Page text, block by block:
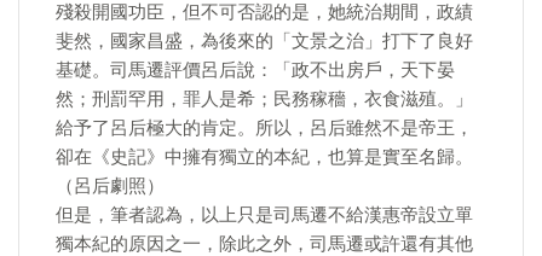
殘殺開國功臣，但不可否認的是，她統治期間，政績
斐然，國家昌盛，為後來的「文景之治」打下了良好
基礎。司馬遷評價呂后說：「政不出房戶，天下晏
然；刑罰罕用，罪人是希；民務稼穡，衣食滋殖。」
給予了呂后極大的肯定。所以，呂后雖然不是帝王，
卻在《史記》中擁有獨立的本紀，也算是實至名歸。
（呂后劇照）
但是，筆者認為，以上只是司馬遷不給漢惠帝設立單
獨本紀的原因之一，除此之外，司馬遷或許還有其他